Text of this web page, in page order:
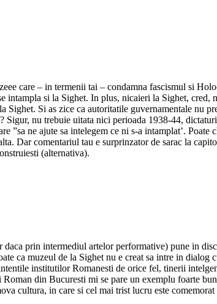
care – in termenii tai – condamna fascismul si
intampla si la Sighet. In plus, nicaieri la Sighet,
Sighet. Si as zice ca autoritatile guvernamentale nu
Sigur, nu trebuie uitata nici perioada 1938-44,
”sa ne ajute sa intelegem ce ni s-a intamplat’.
Dar comentariul tau e surprinzator de sarac la
(alternativa).
prin intermediul artelor performative) pune in
ca muzeul de la Sighet nu e creat sa intre in
institutilor Romanesti de orice fel, tinerii
din Bucuresti mi se pare un exemplu foarte
cultura, in care si cel mai trist lucru este